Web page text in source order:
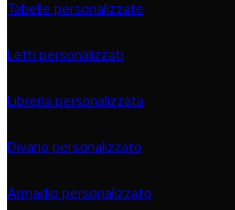
Tabelle personalizzate
Letti personalizzati
Libreria personalizzata
Divano personalizzato
Armadio personalizzato